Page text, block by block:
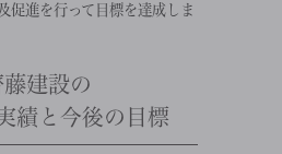
促進を行って目標を達成しま
藤建設の
績と今後の目標